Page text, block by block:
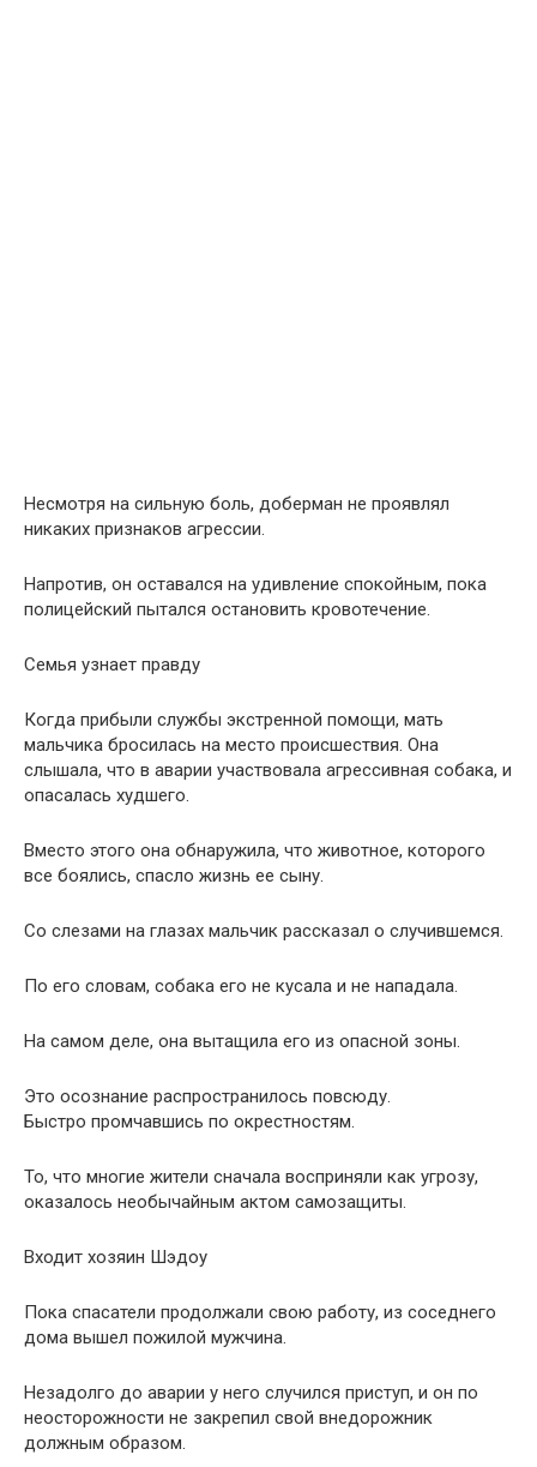
Несмотря на сильную боль, доберман не проявлял
никаких признаков агрессии.
Напротив, он оставался на удивление спокойным, пока
полицейский пытался остановить кровотечение.
Семья узнает правду
Когда прибыли службы экстренной помощи, мать
мальчика бросилась на место происшествия. Она
слышала, что в аварии участвовала агрессивная собака, и
опасалась худшего.
Вместо этого она обнаружила, что животное, которого
все боялись, спасло жизнь ее сыну.
Со слезами на глазах мальчик рассказал о случившемся.
По его словам, собака его не кусала и не нападала.
На самом деле, она вытащила его из опасной зоны.
Это осознание распространилось повсюду.
Быстро промчавшись по окрестностям.
То, что многие жители сначала восприняли как угрозу,
оказалось необычайным актом самозащиты.
Входит хозяин Шэдоу
Пока спасатели продолжали свою работу, из соседнего
дома вышел пожилой мужчина.
Незадолго до аварии у него случился приступ, и он по
неосторожности не закрепил свой внедорожник
должным образом.